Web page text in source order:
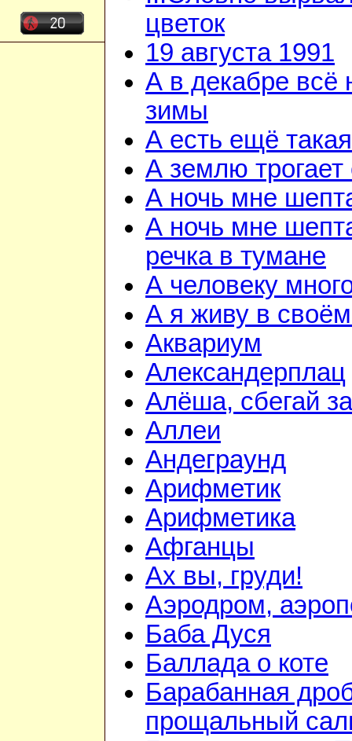
цветок
19 августа 1991
А в декабре всё
зимы
А есть ещё
А землю трогает
А ночь мне
А ночь мне
речка в тумане
А человеку
А я живу в своём
Аквариум
Александерплац
Алёша, сбегай
Аллеи
Андеграунд
Арифметик
Арифметика
Афганцы
Ах вы, груди!
Аэродром,
Баба Дуся
Баллада о коте
Барабанная
прощальный